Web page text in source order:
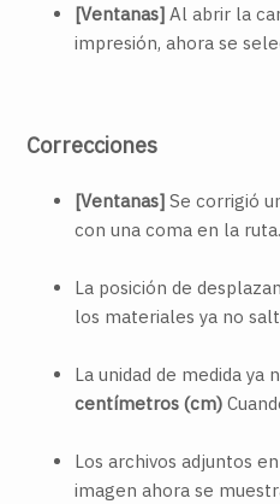
[Ventanas] Al abrir la
impresión, ahora se
Correcciones
[Ventanas] Se corrigió
con una coma en la ruta.
La posición de
los materiales ya no
La unidad de medida ya
centímetros (cm)
Los archivos adjuntos
imagen ahora se